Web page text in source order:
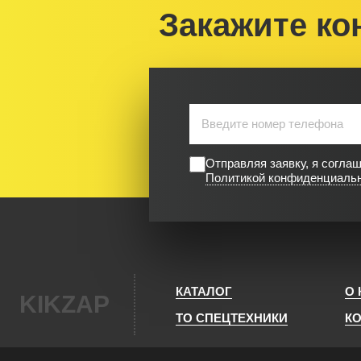
Закажите
Отправляя заявку, я
Политикой
KIKZAP КАТАЛОГ
О
ТО СПЕЦТЕХНИКИ